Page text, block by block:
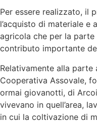
Per essere realizzato, il
l’acquisto di materiale
agricola che per la
contributo importante
Relativamente alla
Cooperativa Assovale,
ormai giovanotti, di
vivevano in quell’area,
in cui la coltivazione di